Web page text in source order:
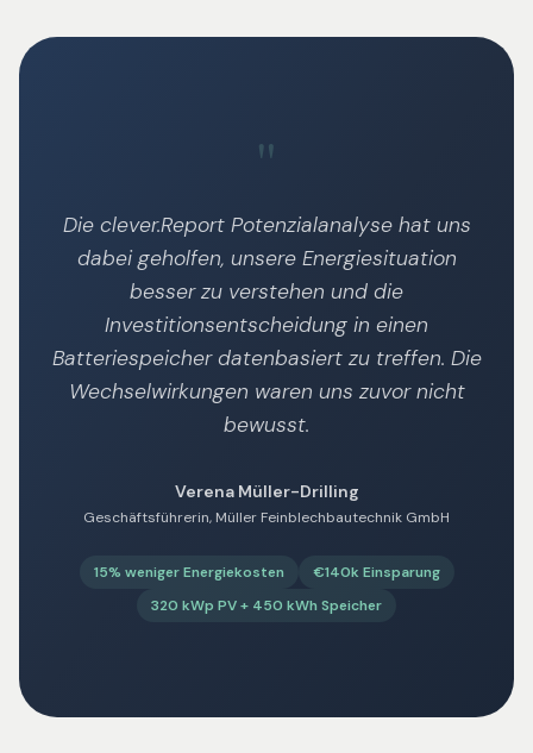
"
Die clever.Report Potenzialanalyse hat uns
dabei geholfen, unsere Energiesituation
besser zu verstehen und die
Investitionsentscheidung in einen
Batteriespeicher datenbasiert zu treffen. Die
Wechselwirkungen waren uns zuvor nicht
bewusst.
Verena Müller-Drilling
Geschäftsführerin, Müller Feinblechbautechnik GmbH
15% weniger Energiekosten
€140k Einsparung
320 kWp PV + 450 kWh Speicher